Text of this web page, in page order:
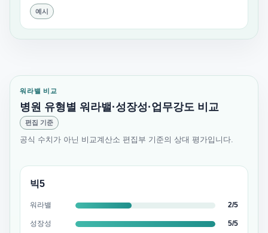
예시
워라밸 비교
병원 유형별 워라밸·성장성·업무강도 비교
편집 기준
공식 수치가 아닌 비교계산소 편집부 기준의 상대 평가입니다.
빅5
워라밸 2/5
성장성 5/5